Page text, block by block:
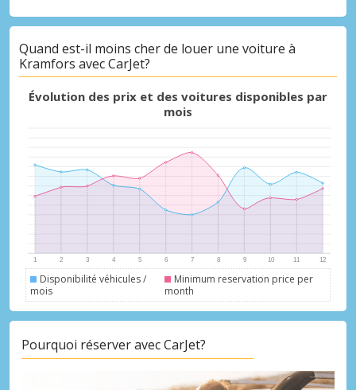
Quand est-il moins cher de louer une voiture à
Kramfors avec CarJet?
Évolution des prix et des voitures disponibles par
mois
Disponibilité véhicules /
mois
Minimum reservation price per
month
Pourquoi réserver avec CarJet?
Promotions spéciales
Accédez à toutes vos réservations en un
Se connecter avec eLink